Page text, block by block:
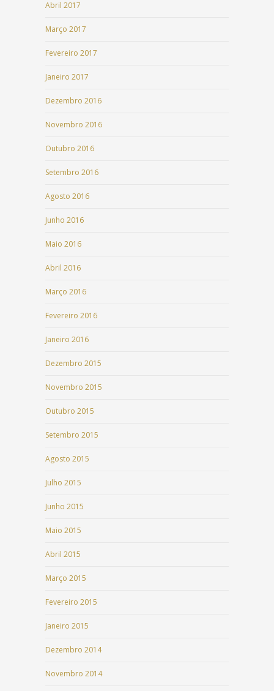
Abril 2017
Março 2017
Fevereiro 2017
Janeiro 2017
Dezembro 2016
Novembro 2016
Outubro 2016
Setembro 2016
Agosto 2016
Junho 2016
Maio 2016
Abril 2016
Março 2016
Fevereiro 2016
Janeiro 2016
Dezembro 2015
Novembro 2015
Outubro 2015
Setembro 2015
Agosto 2015
Julho 2015
Junho 2015
Maio 2015
Abril 2015
Março 2015
Fevereiro 2015
Janeiro 2015
Dezembro 2014
Novembro 2014